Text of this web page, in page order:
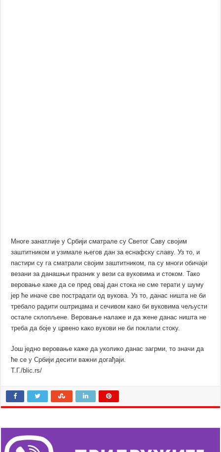
Многе занатлије у Србији сматрале су Светог Саву својим
заштитником и узимале његов дан за еснафску славу. Уз то, и
пастири су га сматрали својим заштитником, па су многи обичаји
везани за данашњи празник у вези са вуковима и стоком. Тако
веровање каже да се пред овај дан стока не сме терати у шуму
јер ће иначе све пострадати од вукова. Уз то, данас ништа не би
требало радити оштрицама и сечивом како би вуковима чељусти
остале склопљене. Веровање налаже и да жене данас ништа не
треба да боје у црвено како вукови не би поклали стоку.
Још једно веровање каже да уколико данас загрми, то значи да
ће се у Србији десити важни догађаји.
Т.Г./blic.rs/